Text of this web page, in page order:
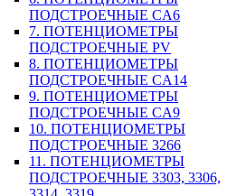
ПОДСТРОЕЧНЫЕ CA6
7. ПОТЕНЦИОМЕТРЫ
ПОДСТРОЕЧНЫЕ PV
8. ПОТЕНЦИОМЕТРЫ
ПОДСТРОЕЧНЫЕ CA14
9. ПОТЕНЦИОМЕТРЫ
ПОДСТРОЕЧНЫЕ CA9
10. ПОТЕНЦИОМЕТРЫ
ПОДСТРОЕЧНЫЕ 3266
11. ПОТЕНЦИОМЕТРЫ
ПОДСТРОЕЧНЫЕ 3303, 3306,